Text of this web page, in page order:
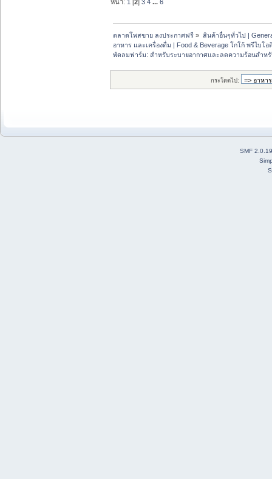
หน้า: 1 [2]3 4 ...6
ตลาดโพสขาย ลงประกาศฟรี » สินค้าอื่นๆทั่วไป |
อาหาร และเครื่องดื่ม | Food & Beverage โกโก้ พรีไบโ
พัดลมฟาร์ม: สำหรับระบายอากาศและลดความร้อนสำห
กระโดดไป:
SMF 2.0.19